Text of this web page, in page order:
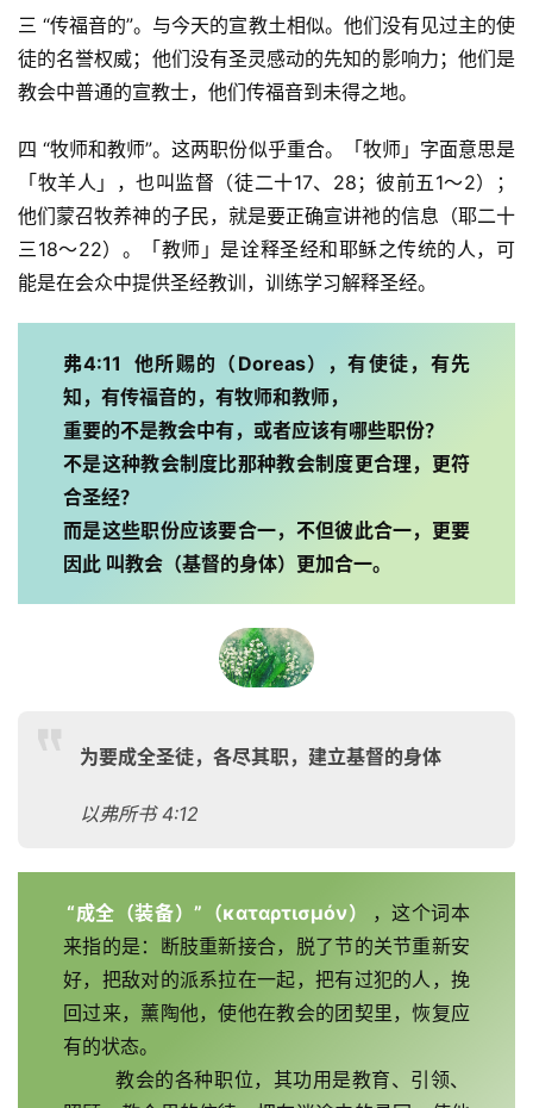
讲
三 “传福音的”。与今天的宣教土相似。他们没有见过主的使
徒的名誉权威；他们没有圣灵感动的先知的影响力；他们是
教会中普通的宣教士，他们传福音到未得之地。
四 “牧师和教师”。这两职份似乎重合。「牧师」字面意思是
「牧羊人」，也叫监督（徒二十17、28；彼前五1～2）；
他们蒙召牧养神的子民，就是要正确宣讲祂的信息（耶二十
三18～22）。「教师」是诠释圣经和耶稣之传统的人，可
能是在会众中提供圣经教训，训练学习解释圣经。
弗4:11  他所赐的（Doreas），有使徒，有先
知，有传福音的，有牧师和教师，
重要的不是教会中有，或者应该有哪些职份？
不是这种教会制度比那种教会制度更合理，更符
合圣经？
而是这些职份应该要合一，不但彼此合一，更要
因此 叫教会（基督的身体）更加合一。
为要成全圣徒，各尽其职，建立基督的身体
以弗所书 4:12
“成全（装备）”（καταρτισμόν）
，这个词本
来指的是：断肢重新接合，脱了节的关节重新安
好，把敌对的派系拉在一起，把有过犯的人，挽
回过来，薰陶他，使他在教会的团契里，恢复应
有的状态。
        教会的各种职位，其功用是教育、引领、